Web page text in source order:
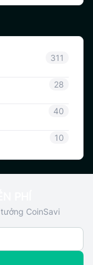
311
28
40
10
CoinSavi